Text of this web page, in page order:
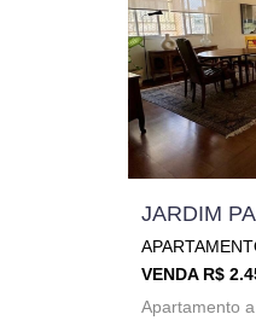
JARDIM
VENDA R$
Apartamento